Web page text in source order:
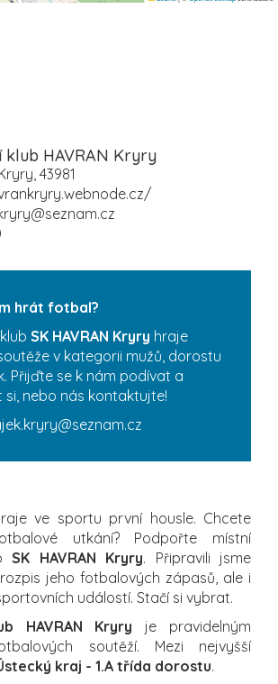
klub HAVRAN Kryry
43981
hrát fotbal?
SK HAVRAN Kryry hraje
v kategorii mužů, dorostu
Přijďte se k nám podívat a
nebo nás kontaktujte!
ve sportu první housle. Chcete
utkání? Podpořte místní
SK HAVRAN Kryry. Připravili jsme
jeho fotbalových zápasů, ale i
událostí. Stačí si vybrat.
HAVRAN Kryry je pravidelným
soutěží. Mezi nejvyšší
kraj - 1.A třída dorostu.